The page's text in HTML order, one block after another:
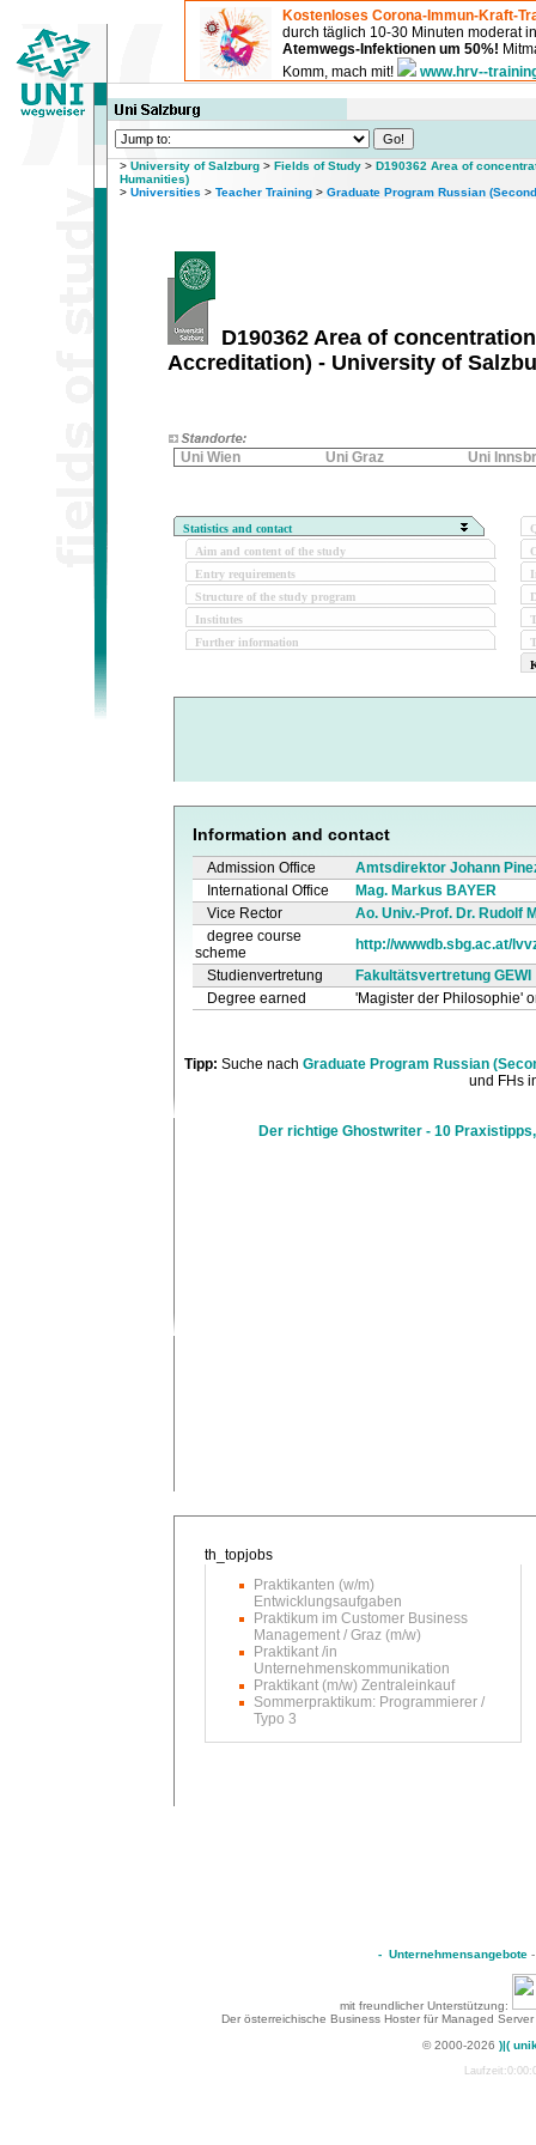
Kostenloses Corona-Immun-Kraft-
durch täglich 10-30 Minuten moderat
Atemwegs-Infektionen um 50%!
Komm, mach mit!
www.hrv--
> University of Salzburg > Fields of Study > D190362 Area of
Humanities)
> Universities > Teacher Training > Graduate Program Russian
D190362 Area of
Accreditation) - University of
Uni Wien Uni Graz Uni
Statistics and contact
Aim and content of the study
Entry requirements
Structure of the study program
Institutes
Further information
Information and contact
Admission Office
Amtsdirektor Johann
International Office
Mag. Markus BAYER
Vice Rector
Ao. Univ.-Prof. Dr. Rudolf
degree course
scheme
http://wwwdb.sbg.ac.at/
Studienvertretung
Fakultätsvertretung GEWI
Degree earned
'Magister der Philosophie'
Tipp: Suche nach Graduate Program Russian
und FHs
Der richtige Ghostwriter - 10
Praktikanten (w/m)
Entwicklungsaufgaben
Praktikum im Customer Business
Management / Graz (m/w)
Praktikant /in
Unternehmenskommunikation
Praktikant (m/w) Zentraleinkauf
Sommerpraktikum: Programmierer /
Typo 3
- Unternehmensangebote
mit freundlicher Unterstützung:
Der österreichische Business Hoster für Managed
© 2000-2026 )|(